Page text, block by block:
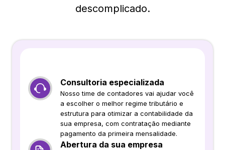
descomplicado.
Consultoria especializada
Nosso time de contadores vai ajudar você
a escolher o melhor regime tributário e
estrutura para otimizar a contabilidade da
sua empresa, com contratação mediante
pagamento da primeira mensalidade.
Abertura da sua empresa